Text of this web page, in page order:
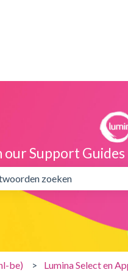
tonen voor vertalingen
our Support Guides
suggesties want het
be) Lumina Select en